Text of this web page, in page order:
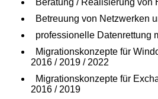
Beratung / Realisierung von
Betreuung von Netzwerken
professionelle Datenrettung
Migrationskonzepte für
2016 / 2019 / 2022
Migrationskonzepte für
2016 / 2019